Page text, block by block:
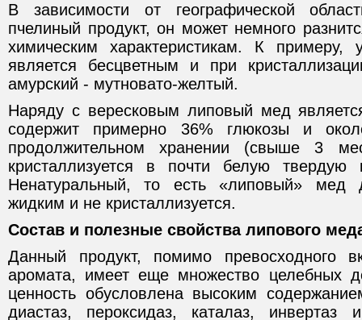
В зависимости от географической
пчелиный продукт, он может немного
химическим характеристикам. К
является бесцветным и при
амурский - мутновато-желтый.
Наряду с вересковым липовый мед
содержит примерно 36% глюкозы и
продолжительном хранении (свыше 3
кристаллизуется в почти белую твердую
Ненатуральный, то есть «липовый» мед
жидким и не кристаллизуется.
Состав и полезные свойства липового
Данный продукт, помимо превосходного
аромата, имеет еще множество целебных
ценность обусловлена высоким
диастаз, пероксидаз, каталаз,